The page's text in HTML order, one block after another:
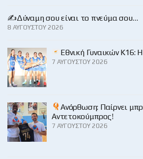
✍️Δύναμη σου είναι το πνεύμα σου…
8 ΑΥΓΟΎΣΤΟΥ 2026
Εθνική Γυναικών Κ16:
7 ΑΥΓΟΎΣΤΟΥ 2026
Ανόρθωση: Παίρνει
Αντετοκούμπρος!
7 ΑΥΓΟΎΣΤΟΥ 2026